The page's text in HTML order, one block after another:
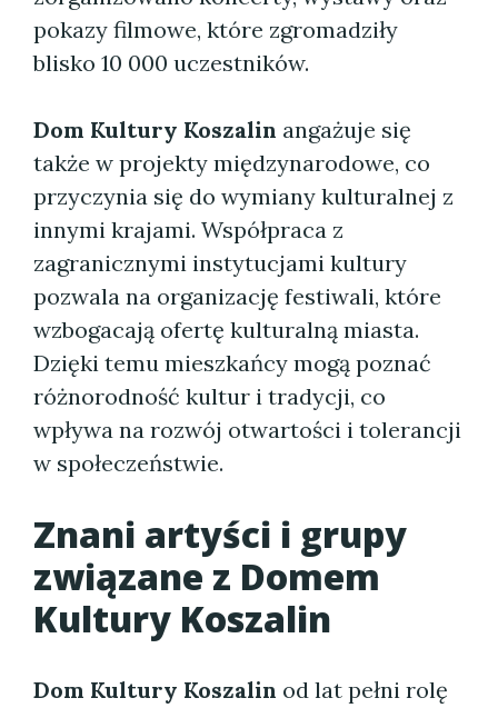
pokazy filmowe, które zgromadziły
blisko 10 000 uczestników.
Dom Kultury Koszalin angażuje się
także w projekty międzynarodowe, co
przyczynia się do wymiany kulturalnej z
innymi krajami. Współpraca z
zagranicznymi instytucjami kultury
pozwala na organizację festiwali, które
wzbogacają ofertę kulturalną miasta.
Dzięki temu mieszkańcy mogą poznać
różnorodność kultur i tradycji, co
wpływa na rozwój otwartości i tolerancji
w społeczeństwie.
Znani artyści i grupy
związane z Domem
Kultury Koszalin
Dom Kultury Koszalin od lat pełni rolę